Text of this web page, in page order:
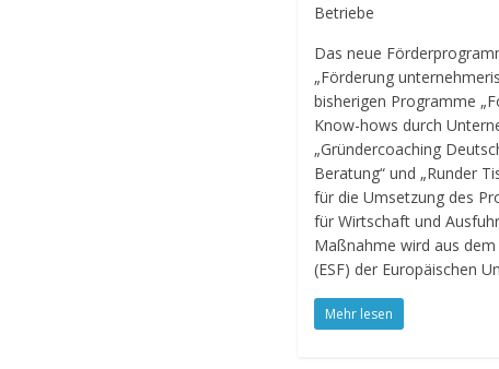
Betriebe
Das neue
„Förderung
bisherigen Programme
Know-hows durch
„Gründercoaching
Beratung“ und „Runder
für die Umsetzung des
für Wirtschaft und
Maßnahme wird aus
(ESF) der Europäischen
Mehr lesen